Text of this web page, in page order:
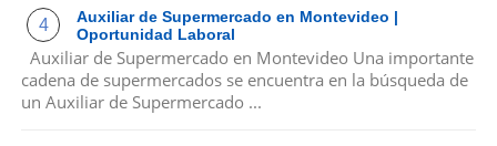
Auxiliar de Supermercado en Montevideo |
Oportunidad Laboral
Auxiliar de Supermercado en Montevideo Una importante
cadena de supermercados se encuentra en la búsqueda de
un Auxiliar de Supermercado ...